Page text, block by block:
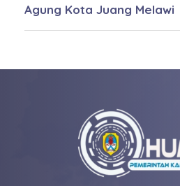
Agung Kota Juang Melawi